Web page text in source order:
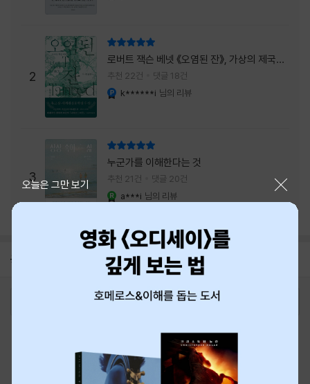
2
로버트 잭슨 베넷 《오염된 잔》, 가상의 제국이
주는 실감과 미스터리 사건의 치밀함이 이루어
내는 최상의 시너지...
추천 22건 댓글 18건
k******i 님의 리뷰
3
누군가를 이해한다는 것
추천 21건 댓글 20건
a***i 님의 리뷰
공지 8월 신용카드 무이자할부 안내
오늘은 그만 보기
최근 본 상품
티켓 1544-6399
중고샵 1566-4295
eBook 1:1문의/채팅상담
예스이십사(주) 사업자 정보